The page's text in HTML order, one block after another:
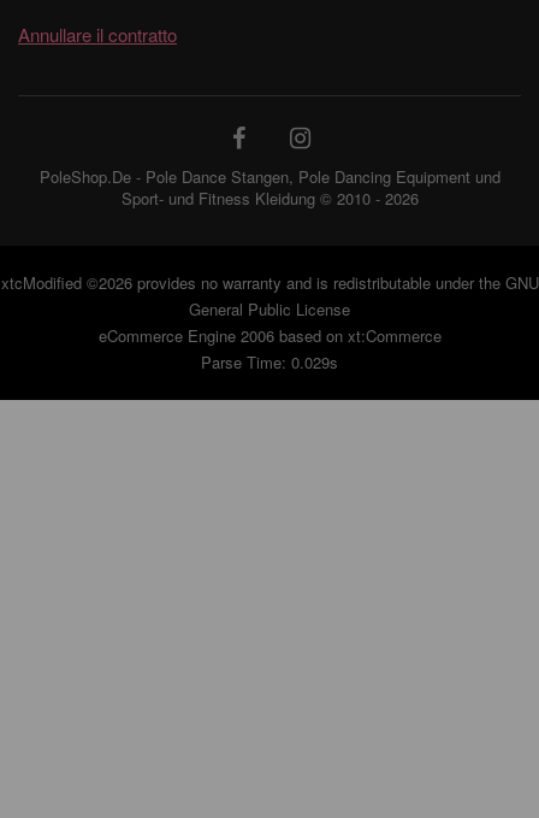
Annullare il contratto
PoleShop.De - Pole Dance Stangen, Pole Dancing Equipment und
Sport- und Fitness Kleidung © 2010 - 2026
xtcModified©2026 provides no warranty and is redistributable under the GNU
General Public License
eCommerce Engine 2006 based on xt:Commerce
Parse Time: 0.029s